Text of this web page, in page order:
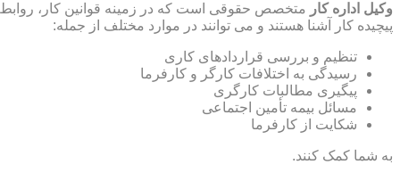
وکیل اداره کار متخصص حقوقی است که در زمینه قوانین کار،
پیچیده کار آشنا هستند و می توانند در موارد مختلف از جمله:
تنظیم و بررسی قراردادهای کاری
رسیدگی به اختلافات کارگر و کارفرما
پیگیری مطالبات کارگری
مسائل بیمه تأمین اجتماعی
شکایت از کارفرما
به شما کمک کنند.